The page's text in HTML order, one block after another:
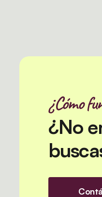
¿Cómo
¿No